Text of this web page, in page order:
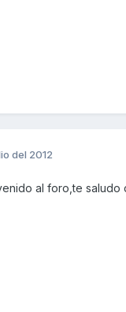
del 2012
al foro,te saludo